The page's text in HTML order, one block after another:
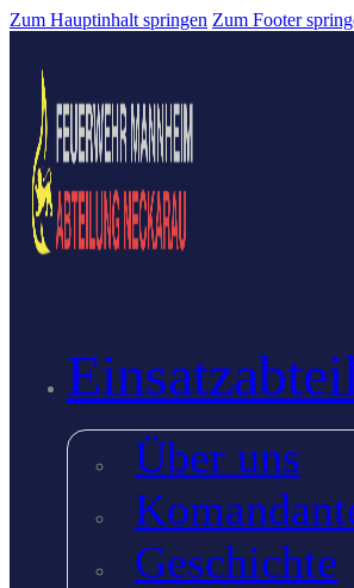
Zum Hauptinhalt springen Zum Footer
Über uns
Geschichte